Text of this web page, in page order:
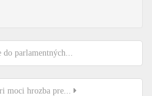
parlamentných...
moci hrozba pre...